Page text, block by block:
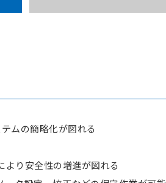
ムの簡略化が図れる
り安全性の増進が図れる